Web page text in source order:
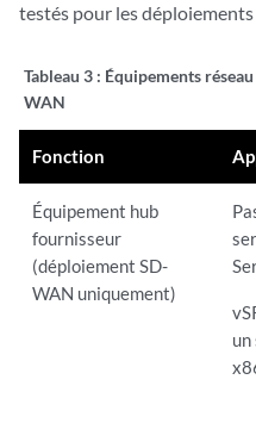
testés pour les
Tableau 3 : Équipements
WAN
Fonction
Équipement hub
fournisseur
(déploiement SD-
WAN uniquement)